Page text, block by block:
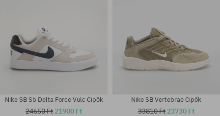
Nike SB Sb Delta Force Vulc Cipők
24650 Ft 21900 Ft
Nike SB Vertebrae Cipők
33810 Ft 23730 Ft